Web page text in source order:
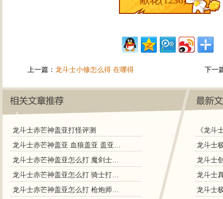
上一篇： 龙斗士小修怎么得 在哪得 下一
龙斗士赤芒神盖亚打怪评测
龙斗士赤芒神盖亚 血狼盖亚 盖亚图鉴
龙斗士赤芒神盖亚怎么打 魔剑士打赤芒神盖亚
龙斗士赤芒神盖亚怎么打 骑士打赤芒神盖亚
龙斗士赤芒神盖亚怎么打 枪炮师打赤芒神盖亚
《龙斗
龙斗士